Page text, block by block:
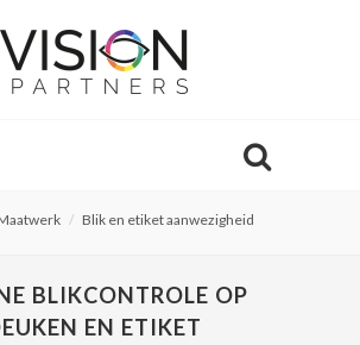
Blik en etiket aanwezigheid
BLIKCONTROLE OP
EN ETIKET